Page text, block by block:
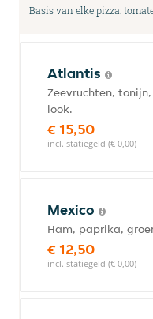
Basis van elke pizza:
Atlantis
Zeevruchten,
look.
€ 15,50
incl. statiegeld (€ 0,00)
Mexico
Ham, paprika,
€ 12,50
incl. statiegeld (€ 0,00)